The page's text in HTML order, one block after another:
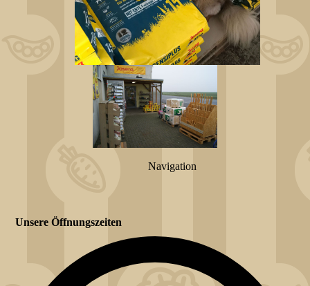
Navigation
Unsere Öffnungszeiten